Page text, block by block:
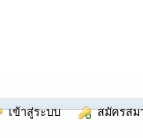
เข้าสู่ระบบ สมัครสม